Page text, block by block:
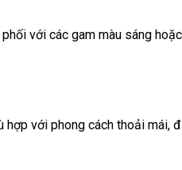
với các gam màu sáng
với phong cách thoải mái,